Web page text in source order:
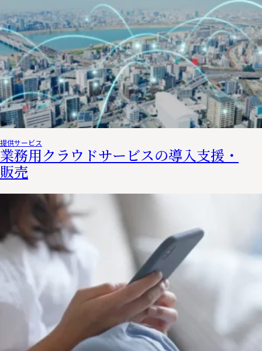
提供サービス
業務用クラウドサービスの導入支援・
販売